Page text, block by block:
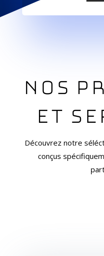
Nos
et
Découvrez notre
conçus